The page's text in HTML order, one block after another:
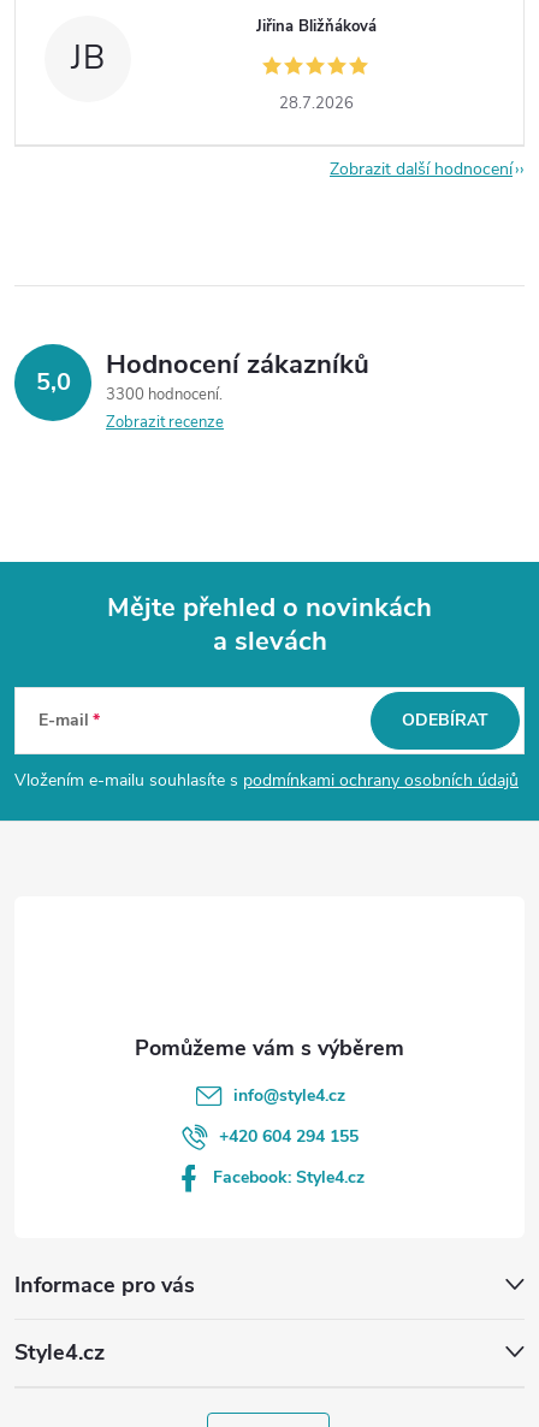
JB
Jiřina Bližňáková
28.7.2026
Zobrazit další hodnocení
5,0 Hodnocení zákazníků
3300 hodnocení
Zobrazit recenze
p
Mějte přehled o novinkách
a slevách
E-mail
Vložením e-mailu souhlasíte s podmínkami ochrany osobních údajů
ODEBÍRAT
Informace pro vás
Style4.cz
info@style4.cz
+420 604 294 155
Facebook: Style4.cz